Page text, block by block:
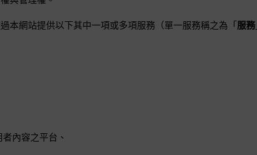
過本網站提供以下其中一項或多項服務（單一服務稱之為「 服務
內容之平台、